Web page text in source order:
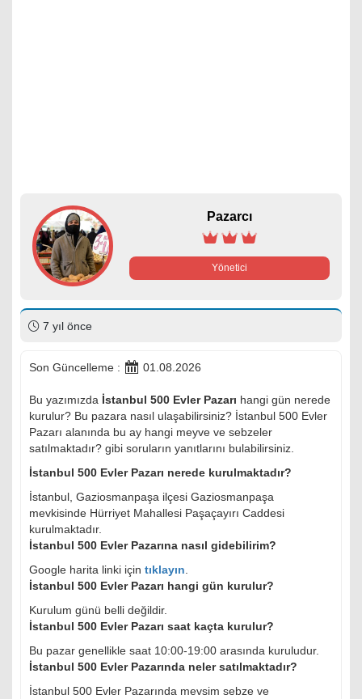
Pazarcı
Yönetici
7 yıl önce
Son Güncelleme : 01.08.2026
Bu yazımızda İstanbul 500 Evler Pazarı hangi gün nerede
kurulur? Bu pazara nasıl ulaşabilirsiniz? İstanbul 500 Evler
Pazarı alanında bu ay hangi meyve ve sebzeler
satılmaktadır? gibi soruların yanıtlarını bulabilirsiniz.
İstanbul 500 Evler Pazarı nerede kurulmaktadır?
İstanbul, Gaziosmanpaşa ilçesi Gaziosmanpaşa
mevkisinde Hürriyet Mahallesi Paşaçayırı Caddesi
kurulmaktadır.
İstanbul 500 Evler Pazarına nasıl gidebilirim?
Google harita linki için tıklayın
İstanbul 500 Evler Pazarı hangi gün kurulur?
Kurulum günü belli değildir.
İstanbul 500 Evler Pazarı saat kaçta kurulur?
Bu pazar genellikle saat 10:00-19:00 arasında kuruludur.
İstanbul 500 Evler Pazarında neler satılmaktadır?
İstanbul 500 Evler Pazarında mevsim sebze ve